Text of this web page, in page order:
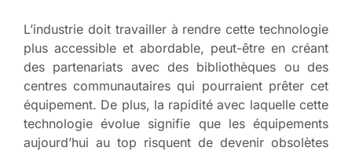
L’industrie doit travailler à rendre cette technologie
plus accessible et abordable, peut-être en créant
des partenariats avec des bibliothèques ou des
centres communautaires qui pourraient prêter cet
équipement. De plus, la rapidité avec laquelle cette
technologie évolue signifie que les équipements
aujourd’hui au top risquent de devenir obsolètes